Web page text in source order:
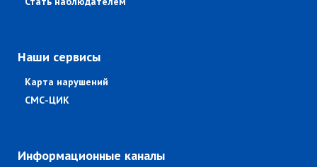
Наши сервисы
Карта нарушений
СМС-ЦИК
Информационные каналы